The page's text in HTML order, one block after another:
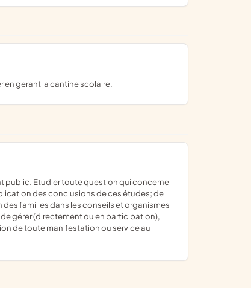
en gerant la cantine scolaire.
des conclusions de ces études; de
familles dans les conseils et organismes
gérer (directement ou en participation),
de toute manifestation ou service au